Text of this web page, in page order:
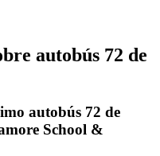
autobús 72 de
autobús 72 de
School &